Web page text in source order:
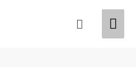
Search